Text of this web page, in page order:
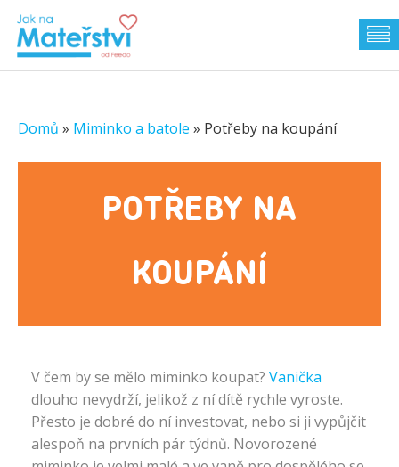
Domů » Miminko a batole » Potřeby na koupání
POTŘEBY NA
KOUPÁNÍ
V čem by se mělo miminko koupat? Vanička
dlouho nevydrží, jelikož z ní dítě rychle vyroste.
Přesto je dobré do ní investovat, nebo si ji vypůjčit
alespoň na prvních pár týdnů. Novorozené